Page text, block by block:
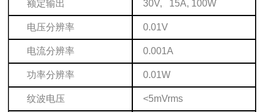
额定输出 30V, 15A, 100W
电压分辨率 0.01V
电流分辨率 0.001A
功率分辨率 0.01W
纹波电压 <5mVrms